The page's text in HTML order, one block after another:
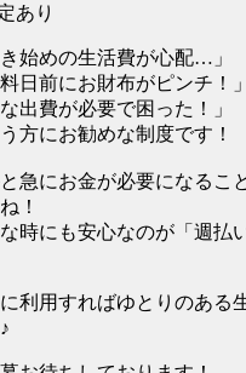
あり
き始めの生活費が心配…」
料日前にお財布がピンチ！」
な出費が必要で困った！」
方にお勧めな制度です！
急にお金が必要になるこ
！
時にも安心なのが「週払
に利用すればゆとりのある